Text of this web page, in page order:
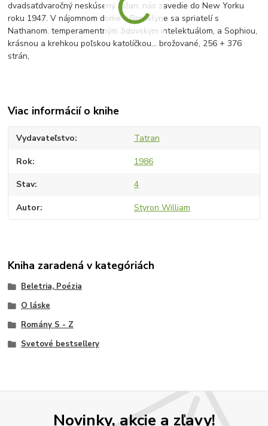
dvadsaťdvaročný neskúsený Južan, nás zavedie do New Yorku
roku 1947. V nájomnom dome v Brooklyne sa spriatelí s
Nathanom. temperamentným židovským intelektuálom, a Sophiou,
krásnou a krehkou poľskou katolíčkou... brožované, 256 + 376
strán,
Viac informácií o knihe
Vydavateľstvo Tatran
Rok 1986
Stav 4
Autor Styron William
Kniha zaradená v kategóriách
Beletria, Poézia
O láske
Romány S - Z
Svetové bestsellery
Novinky, akcie a zľavy!